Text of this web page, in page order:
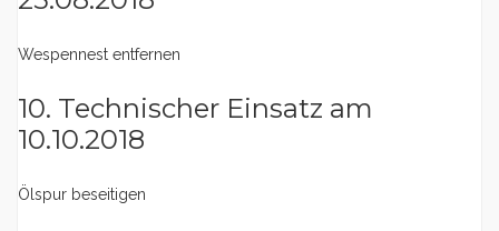
Wespennest entfernen
10. Technischer Einsatz am
10.10.2018
Ölspur beseitigen